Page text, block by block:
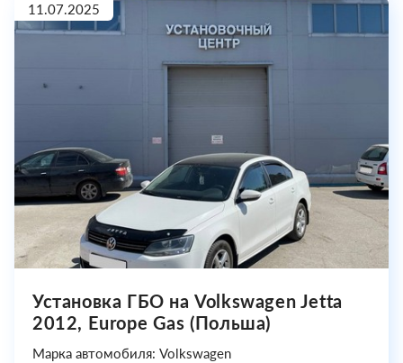
11.07.2025
Установка ГБО на Volkswagen Jetta
2012, Europe Gas (Польша)
Марка автомобиля: Volkswagen